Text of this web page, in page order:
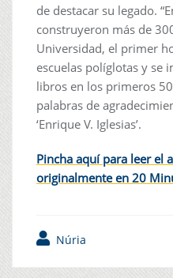
de destacar su legado.
construyeron más de
Universidad, el primer
escuelas políglotas y se
libros en los primeros
palabras de
‘Enrique V. Iglesias’.
Pincha aquí para leer el
originalmente en 20
Núria